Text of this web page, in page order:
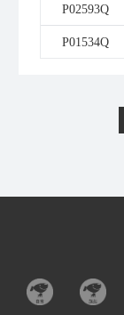
P02593Q
P01534Q